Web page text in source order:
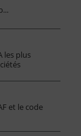
les plus
et le code